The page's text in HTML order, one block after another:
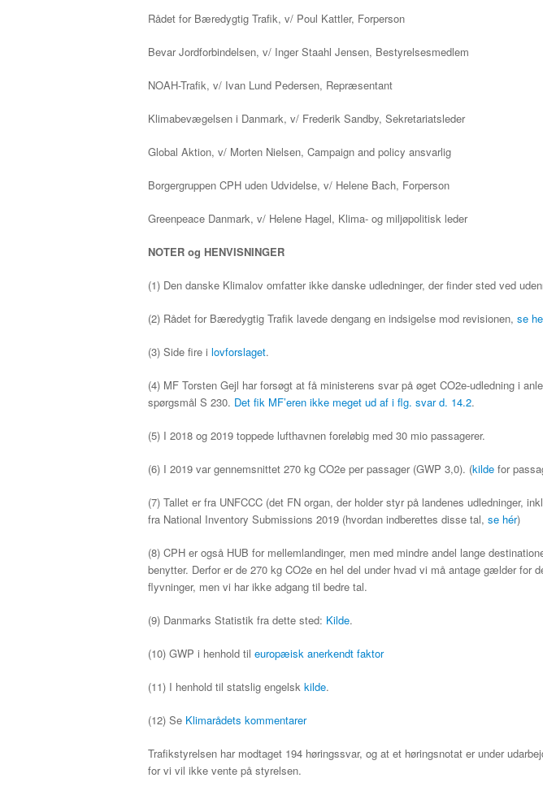
Rådet for Bæredygtig Trafik, v/ Poul Kattler, Forperson
Bevar Jordforbindelsen, v/ Inger Staahl Jensen, Bestyrelsesmedlem
NOAH-Trafik, v/ Ivan Lund Pedersen, Repræsentant
Klimabevægelsen i Danmark, v/ Frederik Sandby, Sekretariatsleder
Global Aktion, v/ Morten Nielsen, Campaign and policy ansvarlig
Borgergruppen CPH uden Udvidelse, v/ Helene Bach, Forperson
Greenpeace Danmark, v/ Helene Hagel, Klima- og miljøpolitisk leder
NOTER og HENVISNINGER
(1) Den danske Klimalov omfatter ikke danske udledninger, der finder sted ved
(2) Rådet for Bæredygtig Trafik lavede dengang en indsigelse mod revisionen, se
(3) Side fire i lovforslaget.
(4) MF Torsten Gejl har forsøgt at få ministerens svar på øget CO2e-udledning i
spørgsmål S 230. Det fik MF’eren ikke meget ud af i flg. svar d. 14.2.
(5) I 2018 og 2019 toppede lufthavnen foreløbig med 30 mio passagerer.
(6) I 2019 var gennemsnittet 270 kg CO2e per passager (GWP 3,0). (kilde for
(7) Tallet er fra UNFCCC (det FN organ, der holder styr på landenes udledninger,
fra National Inventory Submissions 2019 (hvordan indberettes disse tal, se hér)
(8) CPH er også HUB for mellemlandinger, men med mindre andel lange
benytter. Derfor er de 270 kg CO2e en hel del under hvad vi må antage gælder for
flyvninger, men vi har ikke adgang til bedre tal.
(9) Danmarks Statistik fra dette sted: Kilde.
(10) GWP i henhold til europæisk anerkendt faktor
(11) I henhold til statslig engelsk kilde.
(12) Se Klimarådets kommentarer
Trafikstyrelsen har modtaget 194 høringssvar, og at et høringsnotat er under
for vi vil ikke vente på styrelsen.